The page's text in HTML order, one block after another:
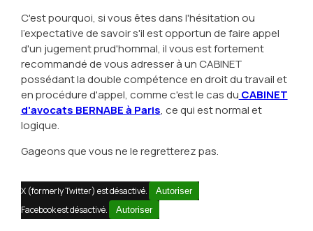
C'est pourquoi, si vous êtes dans l'hésitation ou
l'expectative de savoir s'il est opportun de faire appel
d'un jugement prud'hommal, il vous est fortement
recommandé de vous adresser à un CABINET
possédant la double compétence en droit du travail et
en procédure d'appel, comme c'est le cas du CABINET
d'avocats BERNABE à Paris, ce qui est normal et
logique.
Gageons que vous ne le regretterez pas.
X (formerly Twitter) est désactivé. Autoriser
Facebook est désactivé. Autoriser